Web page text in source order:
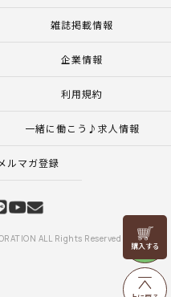
リリヤン
フェア
雑誌掲載情報
企業情報
利用規約
一緒に働こう♪求人情報
ルマガ登録
ALL Rights Reserved